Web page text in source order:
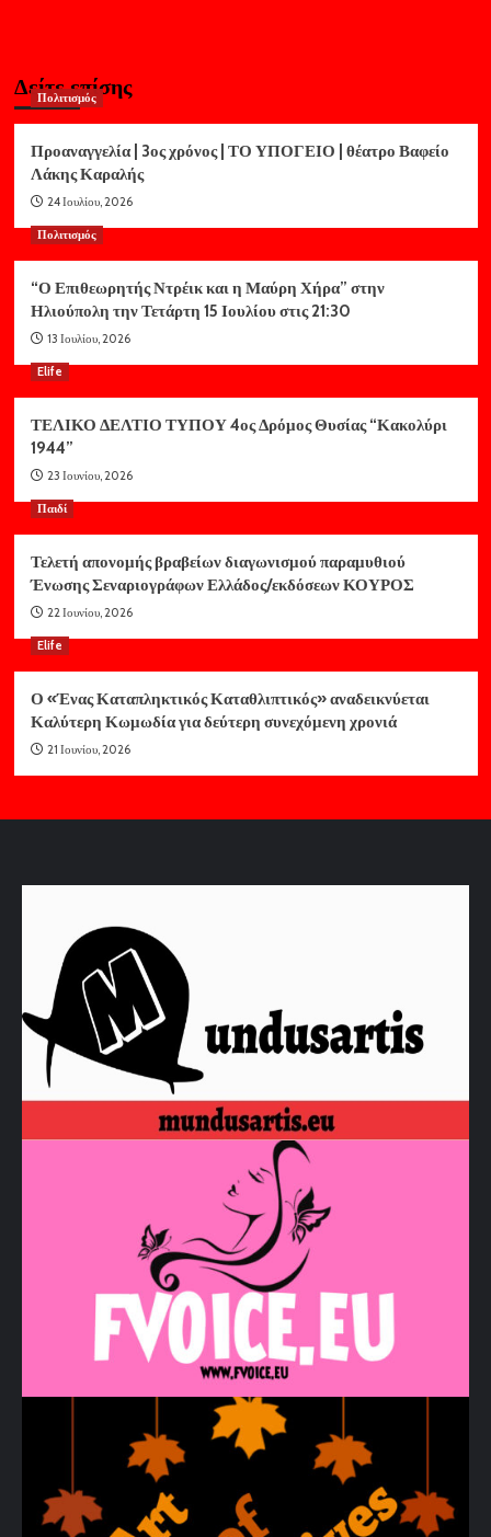
Δείτε επίσης
Πολιτισμός
Προαναγγελία | 3ος χρόνος | ΤΟ ΥΠΟΓΕΙΟ | θέατρο Βαφείο
Λάκης Καραλής
24 Ιουλίου, 2026
Πολιτισμός
“Ο Επιθεωρητής Ντρέικ και η Μαύρη Χήρα” στην
Ηλιούπολη την Τετάρτη 15 Ιουλίου στις 21:30
13 Ιουλίου, 2026
Elife
ΤΕΛΙΚΟ ΔΕΛΤΙΟ ΤΥΠΟΥ 4ος Δρόμος Θυσίας “Κακολύρι
1944”
23 Ιουνίου, 2026
Παιδί
Τελετή απονομής βραβείων διαγωνισμού παραμυθιού
Ένωσης Σεναριογράφων Ελλάδος/εκδόσεων ΚΟΥΡΟΣ
22 Ιουνίου, 2026
Elife
Ο «Ένας Καταπληκτικός Καταθλιπτικός» αναδεικνύεται
Καλύτερη Κωμωδία για δεύτερη συνεχόμενη χρονιά
21 Ιουνίου, 2026